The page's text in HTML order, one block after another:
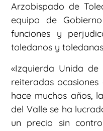
Arzobispado de
equipo de
funciones y
toledanos y
«Izquierda Unida
reiteradas
hace muchos años,
del Valle se ha
un precio sin